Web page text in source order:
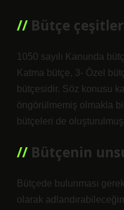
Bütçe
1050 sayılı Kanunda
Katma bütçe, 3- Özel
bütçesidir. Söz konusu
öngörülmemiş olmakla
bütçeleri de
Bütçenin
Bütçede bulunması
olarak